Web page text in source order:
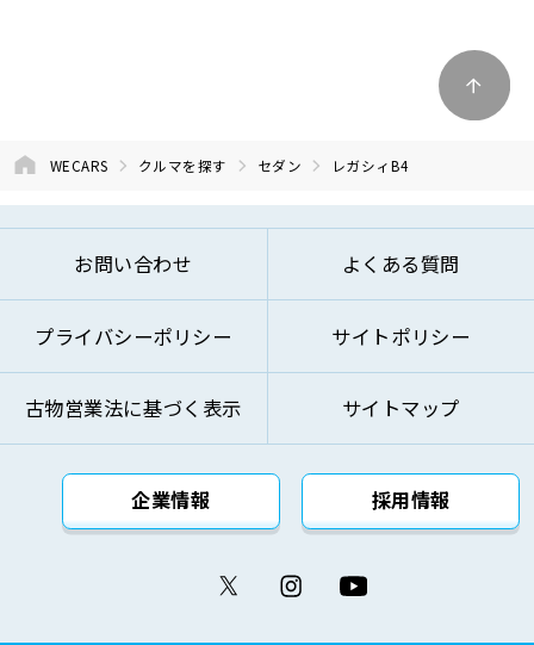
WECARS クルマを探す セダン レガシィB4
お問い合わせ よくある質問
プライバシーポリシー サイトポリシー
古物営業法に基づく表示 サイトマップ
企業情報 採用情報